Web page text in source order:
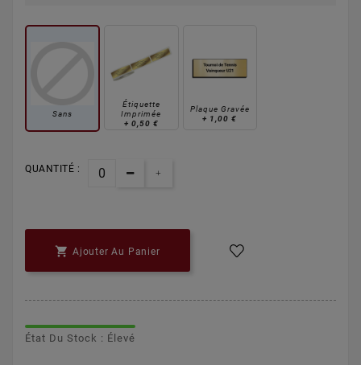
Sans
Étiquette
Imprimée
+ 0,50 €
Plaque Gravée
+ 1,00 €
QUANTITÉ :
 Ajouter Au Panier
État Du Stock : Élevé